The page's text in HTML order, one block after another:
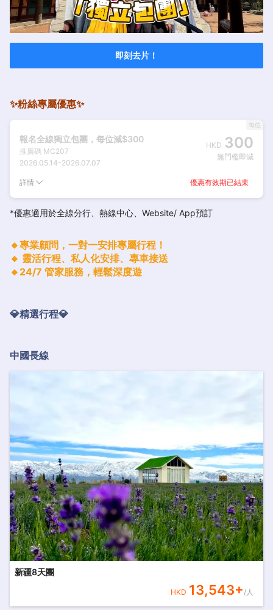
即刻去片！
✨粉絲專屬優惠✨
報名全線獨立包團，每位減$300
推廣碼 MC207
2026.05.14-2026.07.07
HKD 300
無門檻即減
每位
詳情 優惠有效期已結束
*優惠適用於全線分行、熱線中心、Website/ App預訂
🔸專業顧問，一對一安排專屬行程！
🔸 靈活行程、私人化安排、專車接送
🔸24/7 管家服務，輕鬆深度遊
💎精選行程💎
中國長線
新疆8天團
HKD 13,543+ /人